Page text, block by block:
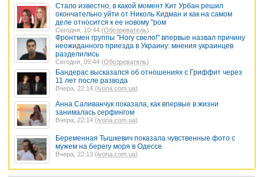
Стало известно, в какой момент Кит Урбан решил
окончательно уйти от Николь Кидман и как на самом
деле относится к ее новому "ром
Сегодня, 10:44 (Обозреватель)
Фронтмен группы "Ногу свело!" впервые назвал причину
неожиданного приезда в Украину: мнения украинцев
разделились
Сегодня, 09:44 (Обозреватель)
Бандерас высказался об отношениях с Гриффит через
11 лет после развода
Вчера, 22:14 (ivona.com.ua)
Анна Саливанчук показала, как впервые в жизни
занималась серфингом
Вчера, 22:14 (ivona.com.ua)
Беременная Тышкевич показала чувственные фото с
мужем на берегу моря в Одессе
Вчера, 22:13 (ivona.com.ua)